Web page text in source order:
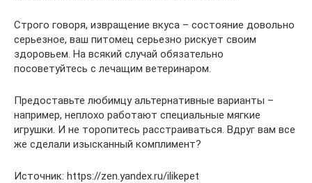
Строго говоря, извращение вкуса – состояние довольно
серьезное, ваш питомец серьезно рискует своим
здоровьем. На всякий случай обязательно
посоветуйтесь с лечащим ветеринаром.
Предоставьте любимцу альтернативные варианты –
например, неплохо работают специальные мягкие
игрушки. И не торопитесь расстраиваться. Вдруг вам все
же сделали изысканный комплимент?
Источник: https://zen.yandex.ru/ilikepet